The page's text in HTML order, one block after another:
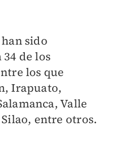
sido
34 de los
los que
Irapuato,
Valle
entre otros.